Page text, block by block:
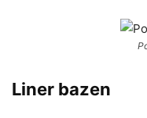
Liner bazen